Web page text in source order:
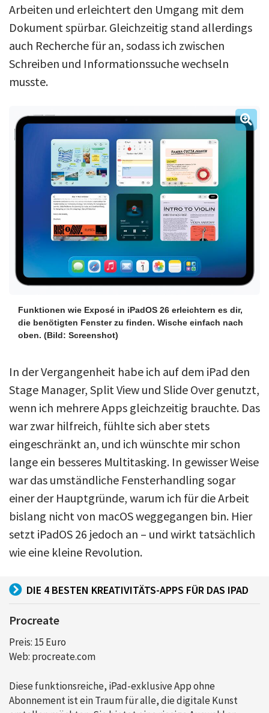
Arbeiten und erleichtert den Umgang mit dem
Dokument spürbar. Gleichzeitig stand allerdings
auch Recherche für an, sodass ich zwischen
Schreiben und Informationssuche wechseln
musste.
Funktionen wie Exposé in iPadOS 26 erleichtern es dir,
die benötigten Fenster zu finden. Wische einfach nach
oben. (Bild: Screenshot)
In der Vergangenheit habe ich auf dem iPad den
Stage Manager, Split View und Slide Over genutzt,
wenn ich mehrere Apps gleichzeitig brauchte. Das
war zwar hilfreich, fühlte sich aber stets
eingeschränkt an, und ich wünschte mir schon
lange ein besseres Multitasking. In gewisser Weise
war das umständliche Fensterhandling sogar
einer der Hauptgründe, warum ich für die Arbeit
bislang nicht von macOS weggegangen bin. Hier
setzt iPadOS 26 jedoch an – und wirkt tatsächlich
wie eine kleine Revolution.
DIE 4 BESTEN KREATIVITÄTS-APPS FÜR DAS IPAD
Procreate
Preis: 15 Euro
Web: procreate.com
Diese funktionsreiche, iPad-exklusive App ohne
Abonnement ist ein Traum für alle, die digitale Kunst